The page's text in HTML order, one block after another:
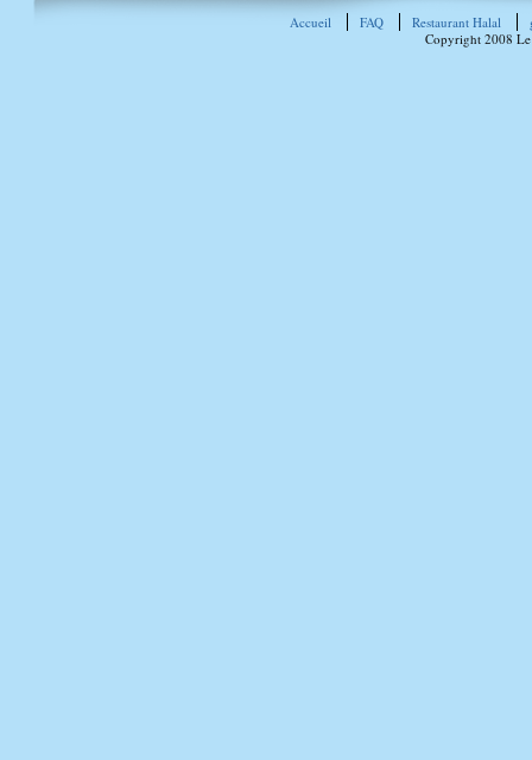
Accueil FAQ Restaurant Halal
Copyright 2008